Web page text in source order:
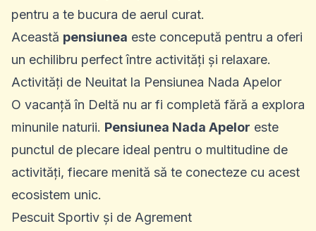
pentru a te bucura de aerul curat.
Această pensiunea este concepută pentru a oferi
un echilibru perfect între activități și relaxare.
Activități de Neuitat la Pensiunea Nada Apelor
O vacanță în Deltă nu ar fi completă fără a explora
minunile naturii. Pensiunea Nada Apelor este
punctul de plecare ideal pentru o multitudine de
activități, fiecare menită să te conecteze cu acest
ecosistem unic.
Pescuit Sportiv și de Agrement